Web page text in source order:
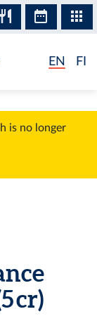
EN FI
is no longer
cr)